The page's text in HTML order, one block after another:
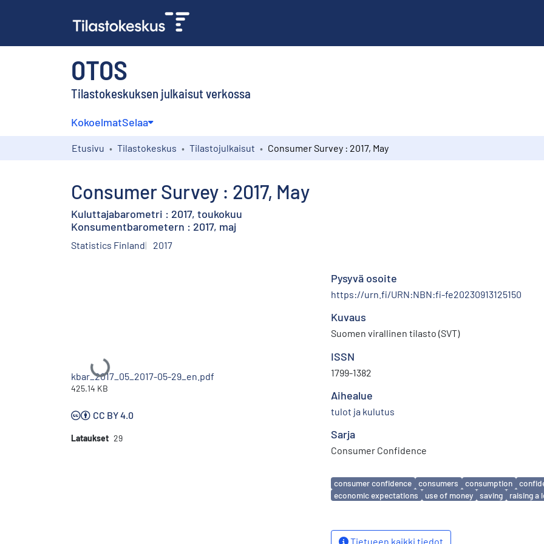
OTOS
Tilastokeskuksen julkaisut verkossa
KokoelmatSelaa
Etusivu Tilastokeskus Tilastojulkaisut Consumer Survey : 2017, May
Consumer Survey : 2017, May
Kuluttajabarometri : 2017, toukokuu
Konsumentbarometern : 2017, maj
Statistics Finland 2017
Ladataan...
kbar_2017_05_2017-05-29_en.pdf
425.14 KB
CC BY 4.0
Lataukset 29
Pysyvä osoite
https://urn.fi/URN:NBN:fi-fe20230913125150
Kuvaus
Suomen virallinen tilasto (SVT)
ISSN
1799-1382
Aihealue
tulot ja kulutus
Sarja
Consumer Confidence
Avainsanat
consumer confidence consumers consumption
economic expectations
use of money saving raising a
Tietueen kaikki tiedot